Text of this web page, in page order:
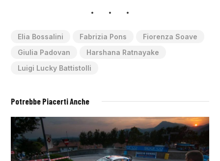
Elia Bossalini Fabrizia Pons
Fiorenza Soave
Giulia Padovan
Harshana Ratnayake
Luigi Lucky Battistolli
Potrebbe Piacerti Anche